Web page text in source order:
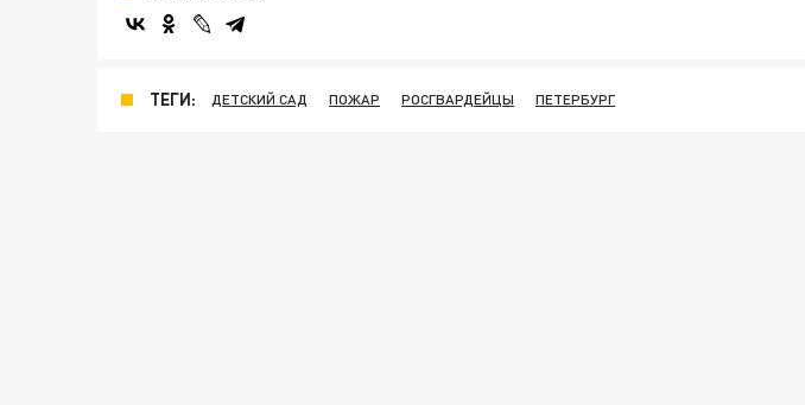
ТЕГИ: ДЕТСКИЙ САД ПОЖАР РОСГВАРДЕЙЦЫ ПЕТЕРБУРГ